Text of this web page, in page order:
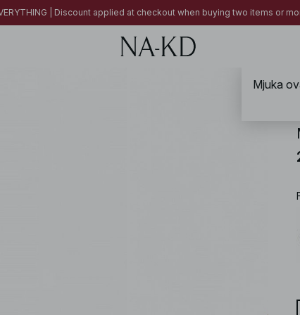
| Discount applied at checkout when buying two items or
Mjuka